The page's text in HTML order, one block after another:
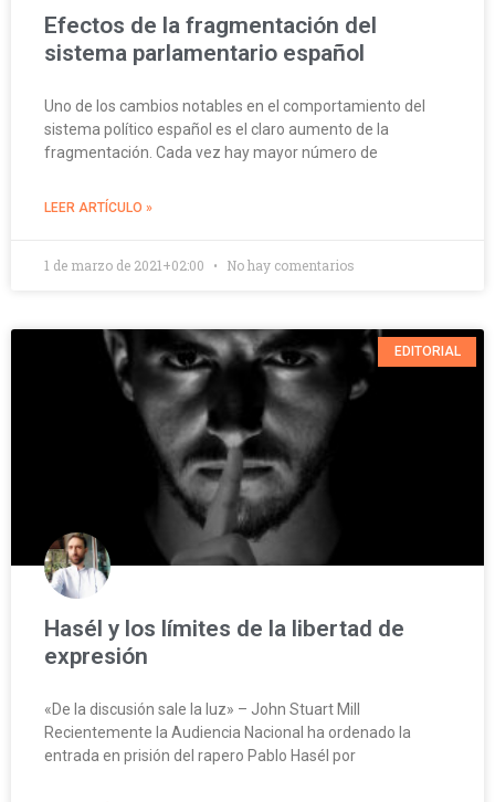
Efectos de la fragmentación del
sistema parlamentario español
Uno de los cambios notables en el comportamiento del
sistema político español es el claro aumento de la
fragmentación. Cada vez hay mayor número de
LEER ARTÍCULO »
1 de marzo de 2021+02:00 No hay comentarios
EDITORIAL
Hasél y los límites de la libertad de
expresión
«De la discusión sale la luz» – John Stuart Mill
Recientemente la Audiencia Nacional ha ordenado la
entrada en prisión del rapero Pablo Hasél por